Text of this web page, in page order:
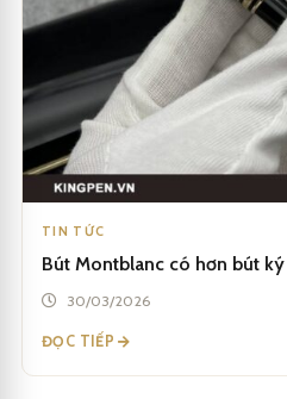
TIN TỨC
Bút Montblanc có hơn bút
30/03/2026
ĐỌC TIẾP